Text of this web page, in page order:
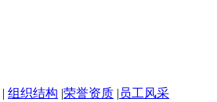
| 组织结构 |荣誉资质 | 员工风采